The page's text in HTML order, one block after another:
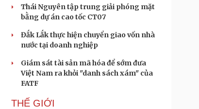
Đọc truyện đêm khuya
Cửa sổ tình yêu
Hạt giống tâm hồn
Thái Nguyên tập trung giải phóng mặt
bằng dự án cao tốc CT07
Đắk Lắk thực hiện chuyển giao vốn nhà
nước tại doanh nghiệp
Giám sát tài sản mã hóa để sớm đưa
Việt Nam ra khỏi "danh sách xám" của
FATF
THẾ GIỚI